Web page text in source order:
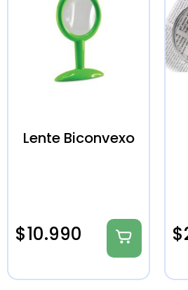
Lente Biconvexo
$10.990 $